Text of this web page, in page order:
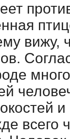
вижу,
всего